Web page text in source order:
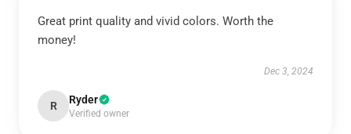
Great print quality and vivid colors. Worth the
money!
Dec 3, 2024
R Ryder
Verified owner